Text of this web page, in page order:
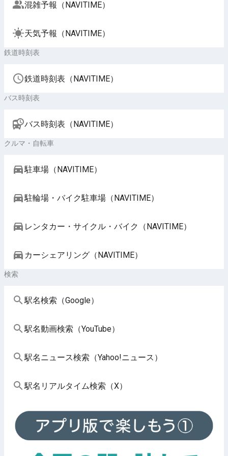
混雑予報（NAVITIME）
天気予報（NAVITIME）
鉄道時刻表
鉄道時刻表（NAVITIME）
バス時刻表
バス時刻表（NAVITIME）
クルマ・自転車
駐車場（NAVITIME）
駐輪場・バイク駐車場（NAVITIME）
レンタカー・サイクル・バイク（NAVITIME）
カーシェアリング（NAVITIME）
検索
駅名検索（Google）
駅名動画検索（YouTube）
駅名ニュース検索（Yahoo!ニュース）
駅名リアルタイム検索（X）